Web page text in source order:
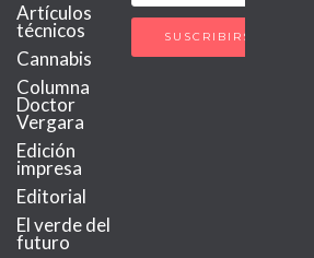
Artículos
técnicos
Cannabis
Columna
Doctor
Vergara
Edición
impresa
Editorial
El verde del
futuro